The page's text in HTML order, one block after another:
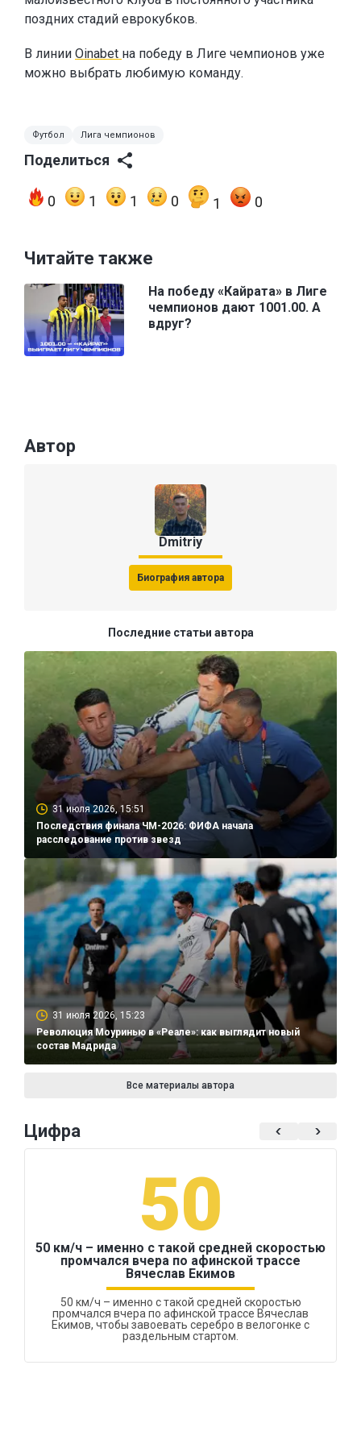
поздних стадий еврокубков.
В линии Oinabet на победу в Лиге чемпионов уже
можно выбрать любимую команду.
Футбол Лига чемпионов
Поделиться
0 1 1 0 1 0
Читайте также
На победу «Кайрата» в Лиге
чемпионов дают 1001.00. А
вдруг?
Автор
Dmitriy
Биография автора
Последние статьи автора
31 июля 2026, 15:51
Последствия финала ЧМ-2026: ФИФА начала
расследование против звезд
31 июля 2026, 15:23
Революция Моуринью в «Реале»: как выглядит новый
состав Мадрида
Все материалы автора
Цифра
50
50 км/ч – именно с такой средней скоростью
промчался вчера по афинской трассе
Вячеслав Екимов
50 км/ч – именно с такой средней скоростью
промчался вчера по афинской трассе Вячеслав
Екимов, чтобы завоевать серебро в велогонке с
раздельным стартом.